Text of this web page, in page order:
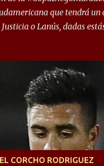
que tendrá un
o Lanús, dadas
de grupos con 6
grupo jugarán los 8vos.
de la
Rey! ⚽🇦🇹👑🏆.
CORCHO RODRIGUEZ